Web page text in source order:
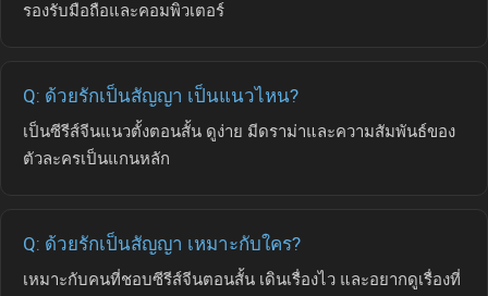
รองรับมือถือและคอมพิวเตอร์
Q: ด้วยรักเป็นสัญญา เป็นแนวไหน?
เป็นซีรีส์จีนแนวตั้งตอนสั้น ดูง่าย มีดราม่าและความสัมพันธ์ของ
ตัวละครเป็นแกนหลัก
Q: ด้วยรักเป็นสัญญา เหมาะกับใคร?
เหมาะกับคนที่ชอบซีรีส์จีนตอนสั้น เดินเรื่องไว และอยากดูเรื่องที่